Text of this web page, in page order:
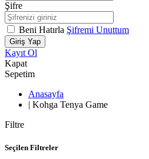
Şifre
Beni Hatırla Şifremi Unuttum
Giriş Yap
Kayıt Ol
Kapat
Sepetim
Anasayfa
| Kohga Tenya Game
Filtre
Seçilen Filtreler